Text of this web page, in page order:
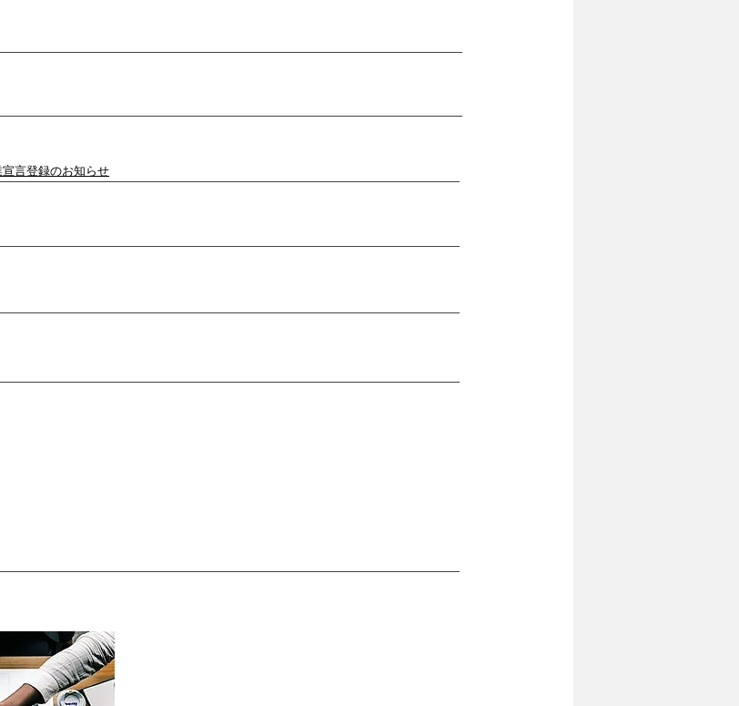
宣言登録のお知らせ